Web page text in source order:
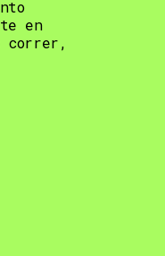
en
correr,